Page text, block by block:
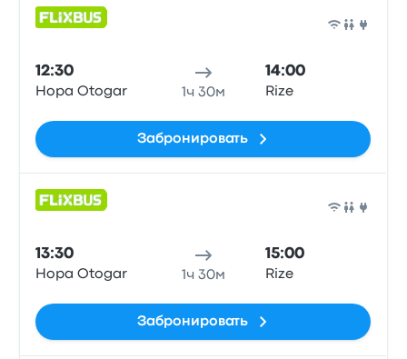
12:30
Hopa Otogar 1ч 30м
14:00
Rize
Забронировать
13:30
Hopa Otogar 1ч 30м
15:00
Rize
Забронировать